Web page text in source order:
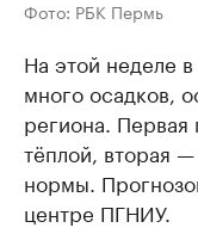
Фото: РБК Пермь
На этой неделе
много осадков,
региона. Первая
тёплой, вторая
нормы.
центре ПГНИУ.